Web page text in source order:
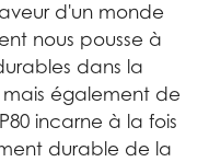
d'un monde
nous pousse à
dans la
également de
incarne à la fois
durable de la